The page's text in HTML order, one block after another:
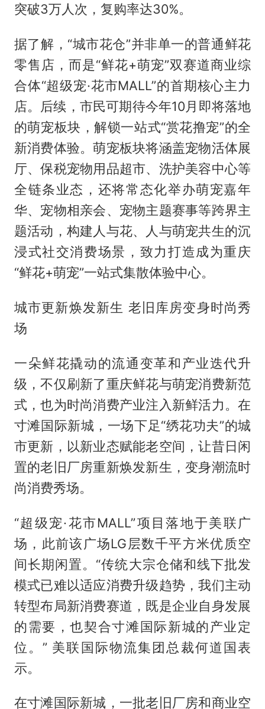
突破3万人次，复购率达30%。
据了解，“城市花仓”并非单一的普通鲜花
零售店，而是“鲜花+萌宠”双赛道商业综
合体“超级宠·花市MALL”的首期核心主力
店。后续，市民可期待今年10月即将落地
的萌宠板块，解锁一站式“赏花撸宠”的全
新消费体验。萌宠板块将涵盖宠物活体展
厅、保税宠物用品超市、洗护美容中心等
全链条业态，还将常态化举办萌宠嘉年
华、宠物相亲会、宠物主题赛事等跨界主
题活动，构建人与花、人与萌宠共生的沉
浸式社交消费场景，致力打造成为重庆
“鲜花+萌宠”一站式集散体验中心。
城市更新焕发新生 老旧库房变身时尚秀
场
一朵鲜花撬动的流通变革和产业迭代升
级，不仅刷新了重庆鲜花与萌宠消费新范
式，也为时尚消费产业注入新鲜活力。在
寸滩国际新城，一场下足“绣花功夫”的城
市更新，以新业态赋能老空间，让昔日闲
置的老旧厂房重新焕发新生，变身潮流时
尚消费秀场。
“超级宠·花市MALL”项目落地于美联广
场，此前该广场LG层数千平方米优质空
间长期闲置。“传统大宗仓储和线下批发
模式已难以适应消费升级趋势，我们主动
转型布局新消费赛道，既是企业自身发展
的需要，也契合寸滩国际新城的产业定
位。” 美联国际物流集团总裁何道国表
示。
在寸滩国际新城，一批老旧厂房和商业空